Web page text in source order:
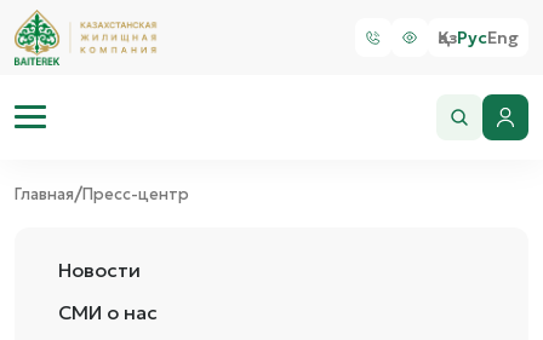
ҚазРусEng
Главная/Пресс-центр
Новости
СМИ о нас